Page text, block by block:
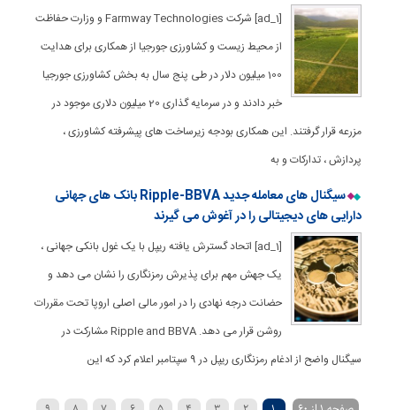
[ad_1] شرکت Farmway Technologies و وزارت حفاظت
از محیط زیست و کشاورزی جورجیا از همکاری برای هدایت
100 میلیون دلار در طی پنج سال به بخش کشاورزی جورجیا
خبر دادند و در سرمایه گذاری 20 میلیون دلاری موجود در
مزرعه قرار گرفتند. این همکاری بودجه زیرساخت های پیشرفته کشاورزی ،
پردازش ، تدارکات و به
سیگنال های معامله جدید Ripple-BBVA بانک های جهانی
دارایی های دیجیتالی را در آغوش می گیرند
[ad_1] اتحاد گسترش یافته ریپل با یک غول بانکی جهانی ،
یک جهش مهم برای پذیرش رمزنگاری را نشان می دهد و
حضانت درجه نهادی را در امور مالی اصلی اروپا تحت مقررات
روشن قرار می دهد. Ripple and BBVA مشارکت در
سیگنال واضح از ادغام رمزنگاری ریپل در 9 سپتامبر اعلام کرد که این